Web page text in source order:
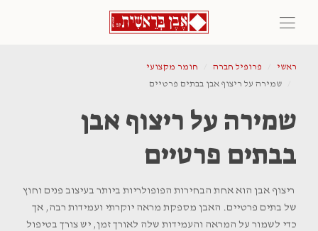
ראשי פרופיל חברה
חומר מקצועי
שמירה על ריצוף אבן בבתים פרטיים
שמירה על ריצוף אבן
בבתים פרטיים
ריצוף אבן הוא אחת הבחירות הפופולריות ביותר בעיצוב פנים וחוץ
של בתים פרטיים. האבן מספקת מראה יוקרתי ועמידות רבה, אך
כדי לשמור על המראה והעמידות שלה לאורך זמן, יש צורך בטיפול